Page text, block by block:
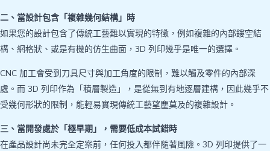
二、當設計包含「複雜幾何結構」時
如果您的設計包含了傳統工藝難以實現的特徵，例如複雜的內部鏤空結
構、網格狀、或是有機的仿生曲面，3D 列印幾乎是唯一的選擇。
CNC 加工會受到刀具尺寸與加工角度的限制，難以觸及零件的內部深
處。而 3D 列印作為「積層製造」，是從無到有地逐層建構，因此幾乎不
受幾何形狀的限制，能輕易實現傳統工藝望塵莫及的複雜設計。
三、當開發處於「極早期」，需要低成本試錯時
在產品設計尚未完全定案前，任何投入都伴隨著風險。3D 列印提供了一